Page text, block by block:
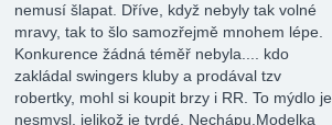
nemusí šlapat. Dříve, když nebyly tak volné
mravy, tak to šlo samozřejmě mnohem lépe.
Konkurence žádná téměř nebyla.... kdo
zakládal swingers kluby a prodával tzv
robertky, mohl si koupit brzy i RR. To mýdlo je
nesmysl, jelikož je tvrdé. Nechápu.Modelka